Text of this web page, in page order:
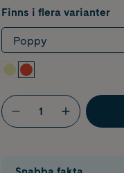
Finns i flera varianter
Poppy